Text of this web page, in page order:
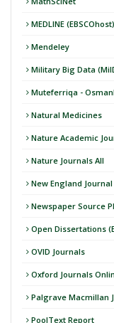
MEDLINE (EBSCOhost)
Mendeley
Military Big Data
Muteferriqa -
Natural Medicines
Nature Academic
Nature Journals All
New England
Newspaper Source
Open Dissertations
OVID Journals
Oxford Journals
Palgrave Macmillan
PoolText Report